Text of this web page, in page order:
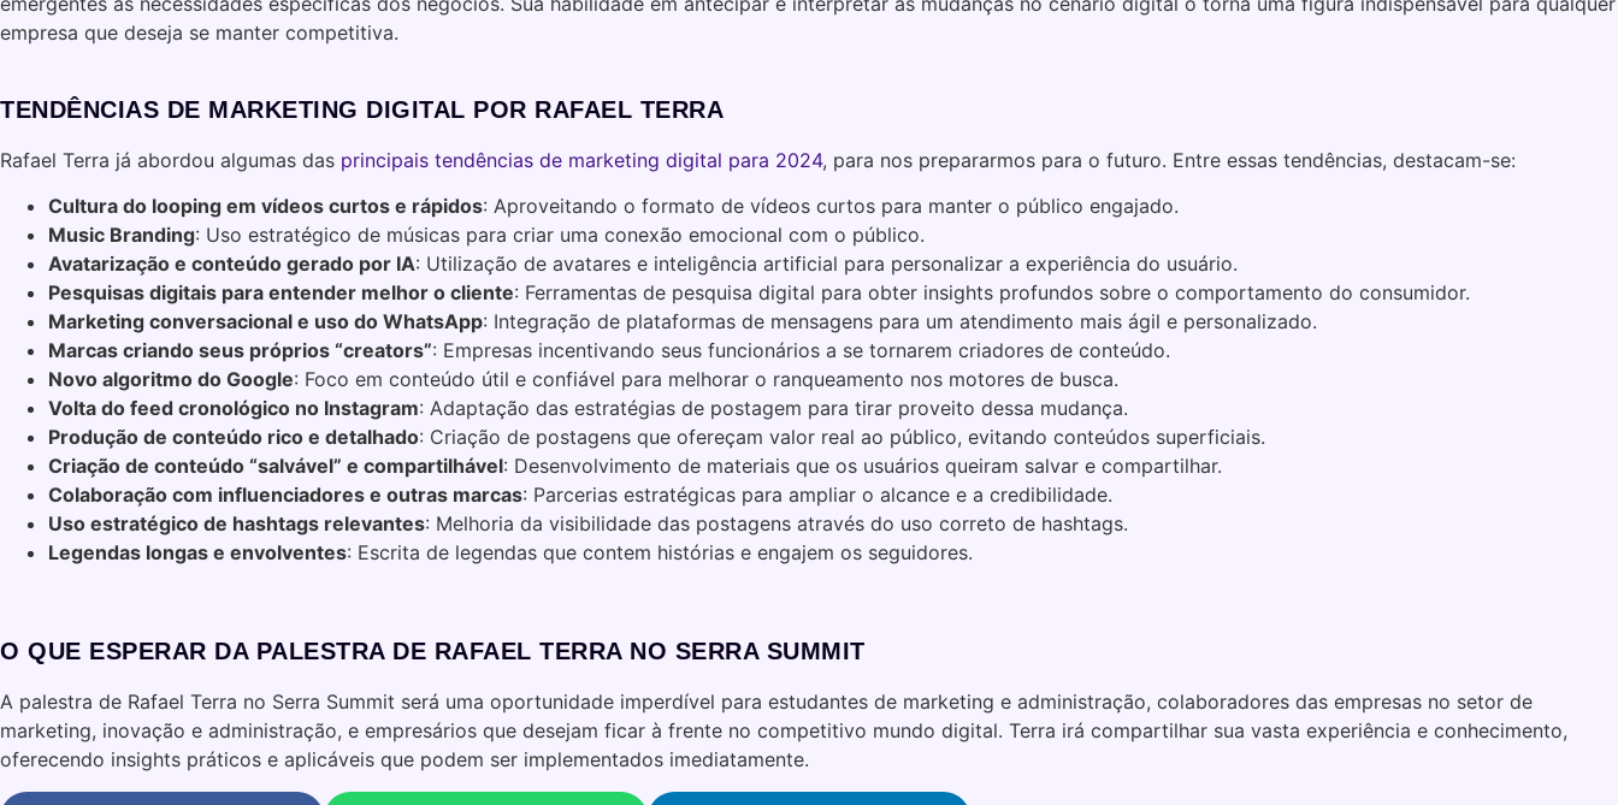
empresa que deseja se manter competitiva.
TENDÊNCIAS DE MARKETING DIGITAL POR RAFAEL TERRA
Rafael Terra já abordou algumas das principais tendências de marketing digital para 2024, para nos prepararmos para o futuro. Entre essas tendências, destacam-se:
Cultura do looping em vídeos curtos e rápidos: Aproveitando o formato de vídeos curtos para manter o público engajado.
Music Branding: Uso estratégico de músicas para criar uma conexão emocional com o público.
Avatarização e conteúdo gerado por IA: Utilização de avatares e inteligência artificial para personalizar a experiência do usuário.
Pesquisas digitais para entender melhor o cliente: Ferramentas de pesquisa digital para obter insights profundos sobre o comportamento do consumidor.
Marketing conversacional e uso do WhatsApp: Integração de plataformas de mensagens para um atendimento mais ágil e personalizado.
Marcas criando seus próprios “creators”: Empresas incentivando seus funcionários a se tornarem criadores de conteúdo.
Novo algoritmo do Google: Foco em conteúdo útil e confiável para melhorar o ranqueamento nos motores de busca.
Volta do feed cronológico no Instagram: Adaptação das estratégias de postagem para tirar proveito dessa mudança.
Produção de conteúdo rico e detalhado: Criação de postagens que ofereçam valor real ao público, evitando conteúdos superficiais.
Criação de conteúdo “salvável” e compartilhável: Desenvolvimento de materiais que os usuários queiram salvar e compartilhar.
Colaboração com influenciadores e outras marcas: Parcerias estratégicas para ampliar o alcance e a credibilidade.
Uso estratégico de hashtags relevantes: Melhoria da visibilidade das postagens através do uso correto de hashtags.
Legendas longas e envolventes: Escrita de legendas que contem histórias e engajem os seguidores.
O QUE ESPERAR DA PALESTRA DE RAFAEL TERRA NO SERRA SUMMIT
A palestra de Rafael Terra no Serra Summit será uma oportunidade imperdível para estudantes de marketing e administração, colaboradores das empresas no setor de
marketing, inovação e administração, e empresários que desejam ficar à frente no competitivo mundo digital. Terra irá compartilhar sua vasta experiência e conhecimento,
oferecendo insights práticos e aplicáveis que podem ser implementados imediatamente.